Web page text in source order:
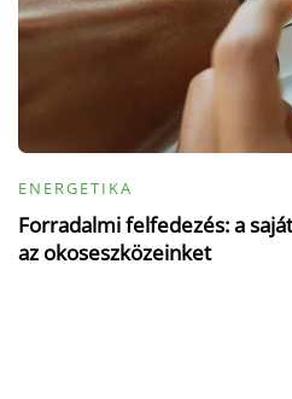
ENERGETIKA
Forradalmi felfedezés: a
az okoseszközeinket